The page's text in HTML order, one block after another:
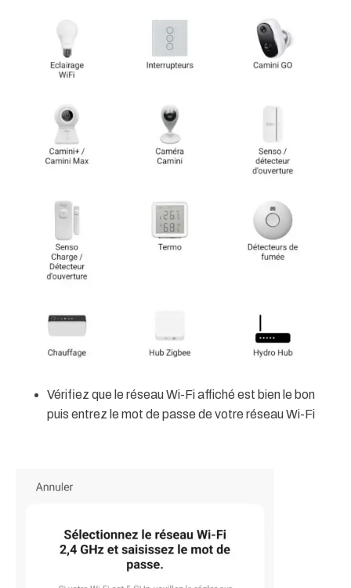
Vérifiez que le réseau Wi-Fi affiché est bien le bon
puis entrez le mot de passe de votre réseau Wi-Fi